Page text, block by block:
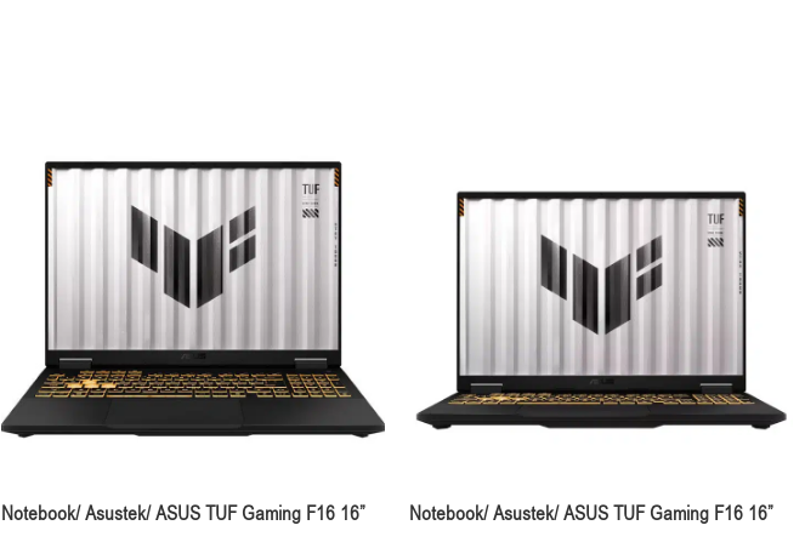
Notebook/ Asustek/ ASUS TUF Gaming F16 16”
Notebook/ Asustek/ ASUS TUF Gaming F16 16”